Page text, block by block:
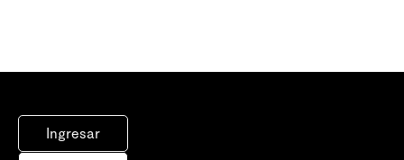
Ingresar